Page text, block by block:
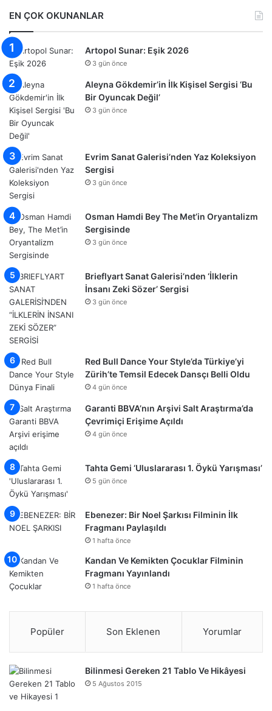
EN ÇOK OKUNANLAR
Artopol Sunar: Eşik 2026
3 gün önce
Aleyna Gökdemir’in İlk Kişisel Sergisi ‘Bu
Bir Oyuncak Değil’
3 gün önce
Evrim Sanat Galerisi’nden Yaz Koleksiyon
Sergisi
3 gün önce
Osman Hamdi Bey The Met’in Oryantalizm
Sergisinde
3 gün önce
Brieflyart Sanat Galerisi’nden ‘İlklerin
İnsanı Zeki Sözer’ Sergisi
3 gün önce
Red Bull Dance Your Style’da Türkiye’yi
Zürih’te Temsil Edecek Dansçı Belli Oldu
4 gün önce
Garanti BBVA’nın Arşivi Salt Araştırma’da
Çevrimiçi Erişime Açıldı
4 gün önce
Tahta Gemi ‘Uluslararası 1. Öykü Yarışması’
5 gün önce
Ebenezer: Bir Noel Şarkısı Filminin İlk
Fragmanı Paylaşıldı
1 hafta önce
Kandan Ve Kemikten Çocuklar Filminin
Fragmanı Yayınlandı
1 hafta önce
Popüler Son Eklenen Yorumlar
Bilinmesi Gereken 21 Tablo Ve Hikâyesi
5 Ağustos 2015